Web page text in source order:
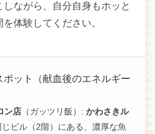
ながら、自分自身もホッと
体験してください。
ット（献血後のエネルギー
ン店 （ガッツリ飯）:かわさきル
じビル（2階）にある、濃厚な魚